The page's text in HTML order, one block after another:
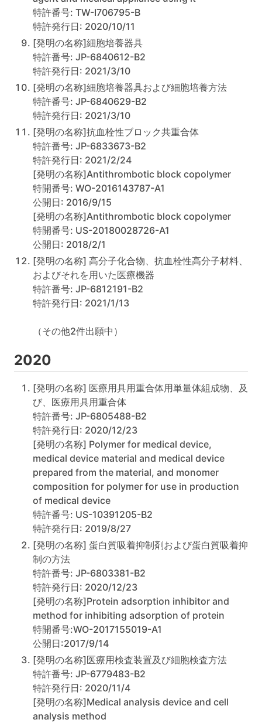
特許番号: TW-I706795-B
特許発行日: 2020/10/11
[発明の名称]細胞培養器具
特許番号: JP-6840612-B2
特許発行日: 2021/3/10
[発明の名称]細胞培養器具および細胞培養方法
特許番号: JP-6840629-B2
特許発行日: 2021/3/10
[発明の名称]抗血栓性ブロック共重合体
特許番号: JP-6833673-B2
特許発行日: 2021/2/24
[発明の名称]Antithrombotic block copolymer
特開番号: WO-2016143787-A1
公開日: 2016/9/15
[発明の名称]Antithrombotic block copolymer
特開番号: US-20180028726-A1
公開日: 2018/2/1
[発明の名称] 高分子化合物、抗血栓性高分子材料、
およびそれを用いた医療機器
特許番号: JP-6812191-B2
特許発行日: 2021/1/13
（その他2件出願中）
2020
[発明の名称] 医療用具用重合体用単量体組成物、及
び、医療用具用重合体
特許番号: JP-6805488-B2
特許発行日: 2020/12/23
[発明の名称] Polymer for medical device,
medical device material and medical device
prepared from the material, and monomer
composition for polymer for use in production
of medical device
特許番号: US-10391205-B2
特許発行日: 2019/8/27
[発明の名称] 蛋白質吸着抑制剤および蛋白質吸着抑
制の方法
特許番号: JP-6803381-B2
特許発行日: 2020/12/23
[発明の名称]Protein adsorption inhibitor and
method for inhibiting adsorption of protein
特開番号:WO-2017155019-A1
公開日:2017/9/14
[発明の名称]医療用検査装置及び細胞検査方法
特許番号: JP-6779483-B2
特許発行日: 2020/11/4
[発明の名称]Medical analysis device and cell
analysis method